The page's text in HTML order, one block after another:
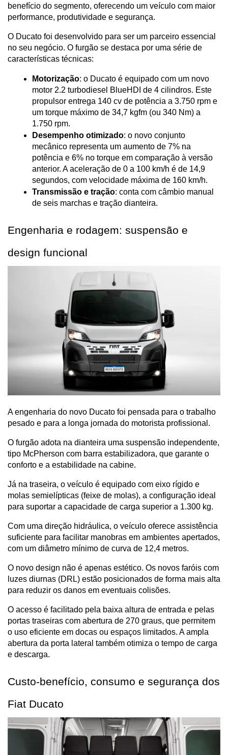
benefício do segmento, oferecendo um veículo com maior
performance, produtividade e segurança.
O Ducato foi desenvolvido para ser um parceiro essencial
no seu negócio. O furgão se destaca por uma série de
características técnicas:
Motorização: o Ducato é equipado com um novo
motor 2.2 turbodiesel BlueHDI de 4 cilindros. Este
propulsor entrega 140 cv de potência a 3.750 rpm e
um torque máximo de 34,7 kgfm (ou 340 Nm) a
1.750 rpm.
Desempenho otimizado: o novo conjunto
mecânico representa um aumento de 7% na
potência e 6% no torque em comparação à versão
anterior. A aceleração de 0 a 100 km/h é de 14,9
segundos, com velocidade máxima de 160 km/h.
Transmissão e tração: conta com câmbio manual
de seis marchas e tração dianteira.
Engenharia e rodagem: suspensão e
design funcional
A engenharia do novo Ducato foi pensada para o trabalho
pesado e para a longa jornada do motorista profissional.
O furgão adota na dianteira uma suspensão independente,
tipo McPherson com barra estabilizadora, que garante o
conforto e a estabilidade na cabine.
Já na traseira, o veículo é equipado com eixo rígido e
molas semielípticas (feixe de molas), a configuração ideal
para suportar a capacidade de carga superior a 1.300 kg.
Com uma direção hidráulica, o veículo oferece assistência
suficiente para facilitar manobras em ambientes apertados,
com um diâmetro mínimo de curva de 12,4 metros.
O novo design não é apenas estético. Os novos faróis com
luzes diurnas (DRL) estão posicionados de forma mais alta
para reduzir os danos em eventuais colisões.
O acesso é facilitado pela baixa altura de entrada e pelas
portas traseiras com abertura de 270 graus, que permitem
o uso eficiente em docas ou espaços limitados. A ampla
abertura da porta lateral também otimiza o tempo de carga
e descarga.
Custo-benefício, consumo e segurança dos
Fiat Ducato